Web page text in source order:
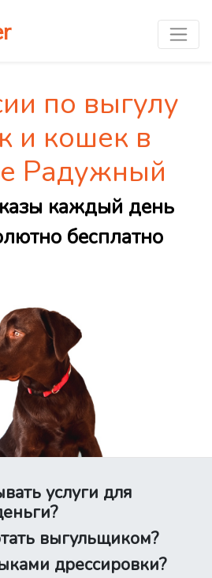
по выгулу
и кошек в
Радужный
каждый день
бесплатно
услуги для
выгульщиком?
дрессировки?